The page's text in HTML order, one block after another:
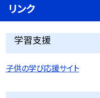
リンク
学習支援
子供の学び応援サイト